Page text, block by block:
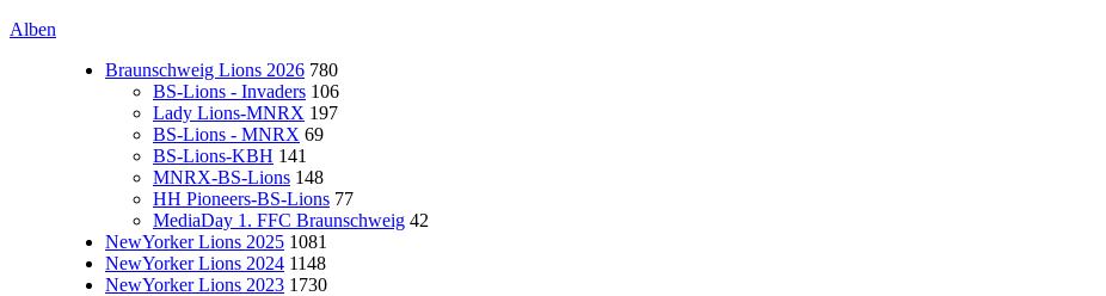
Alben
Braunschweig Lions 2026 780
BS-Lions - Invaders 106
Lady Lions-MNRX 197
BS-Lions - MNRX 69
BS-Lions-KBH 141
MNRX-BS-Lions 148
HH Pioneers-BS-Lions 77
MediaDay 1. FFC Braunschweig 42
NewYorker Lions 2025 1081
NewYorker Lions 2024 1148
NewYorker Lions 2023 1730